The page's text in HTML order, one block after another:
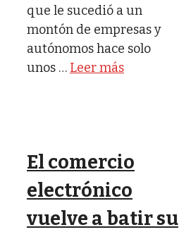
que le sucedió a un
montón de empresas y
autónomos hace solo
unos … Leer más
El comercio
electrónico
vuelve a batir su